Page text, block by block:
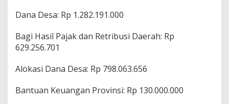
Dana Desa: Rp 1.282.191.000
Bagi Hasil Pajak dan Retribusi Daerah: Rp
629.256.701
Alokasi Dana Desa: Rp 798.063.656
Bantuan Keuangan Provinsi: Rp 130.000.000